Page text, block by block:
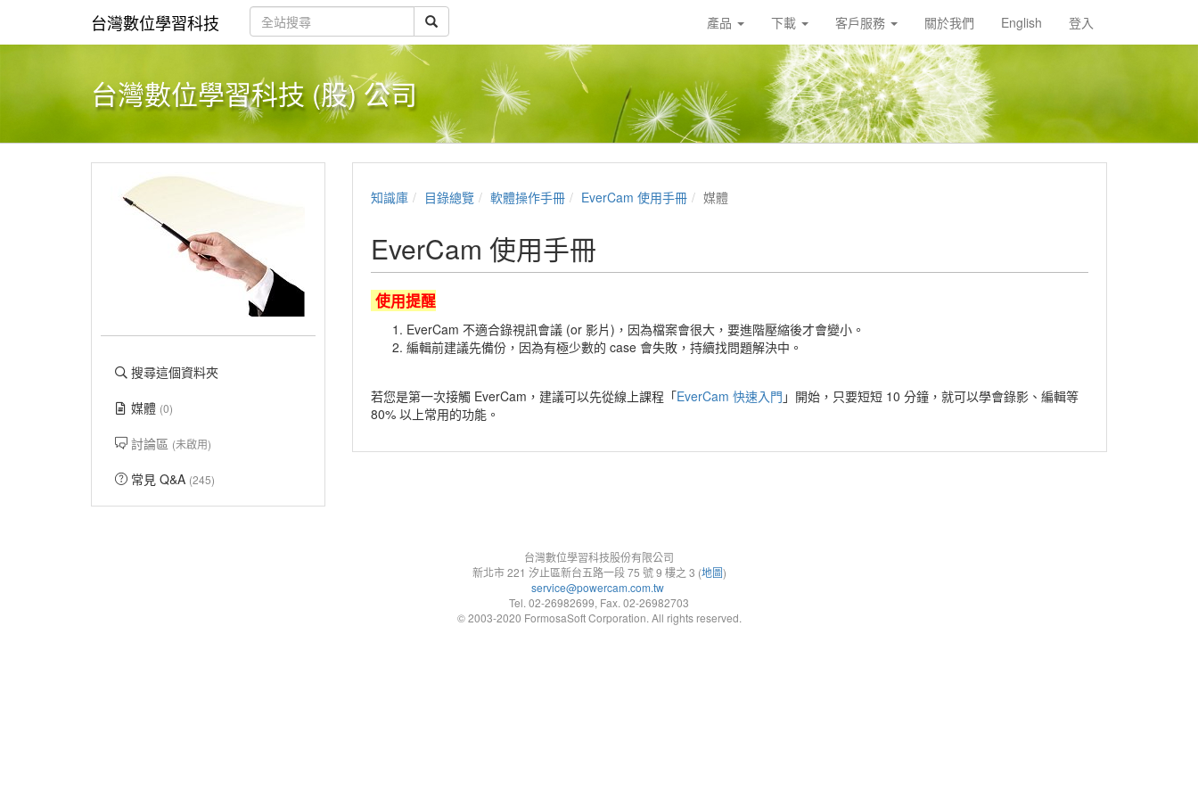
台灣數位學習科技 產品 下載 客戶服務 關於我們 English 登入
台灣數位學習科技 (股) 公司
搜尋這個資料夾
媒體 (0)
討論區 (未啟用)
常見 Q&A (245)
知識庫 目錄總覽 軟體操作手冊 EverCam 使用手冊 媒體
EverCam 使用手冊
使用提醒
EverCam 不適合錄視訊會議 (or 影片)，因為檔案會很大，要進階壓縮後才會變小。
編輯前建議先備份，因為有極少數的 case 會失敗，持續找問題解決中。
若您是第一次接觸 EverCam，建議可以先從線上課程「EverCam 快速入門 」開始，只要短短 10 分鐘，就可以學會錄影、編輯等
80% 以上常用的功能。
台灣數位學習科技股份有限公司
新北市 221 汐止區新台五路一段 75 號 9 樓之 3 (地圖)
service@powercam.com.tw
Tel. 02-26982699, Fax. 02-26982703
© 2003-2020 FormosaSoft Corporation. All rights reserved.